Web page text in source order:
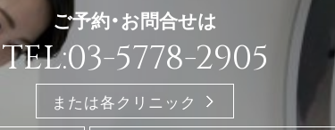
ご予約・お問合せは
TEL:03-5778-2905
または各クリニック